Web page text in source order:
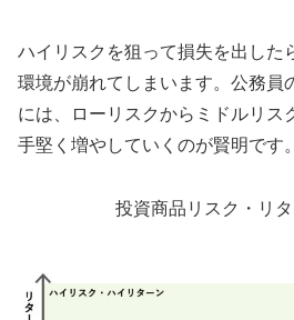
ハイリスクを狙って損失を出した
環境が崩れてしまいます。公務員
には、ローリスクからミドルリス
手堅く増やしていくのが賢明です。
投資商品リスク・リ